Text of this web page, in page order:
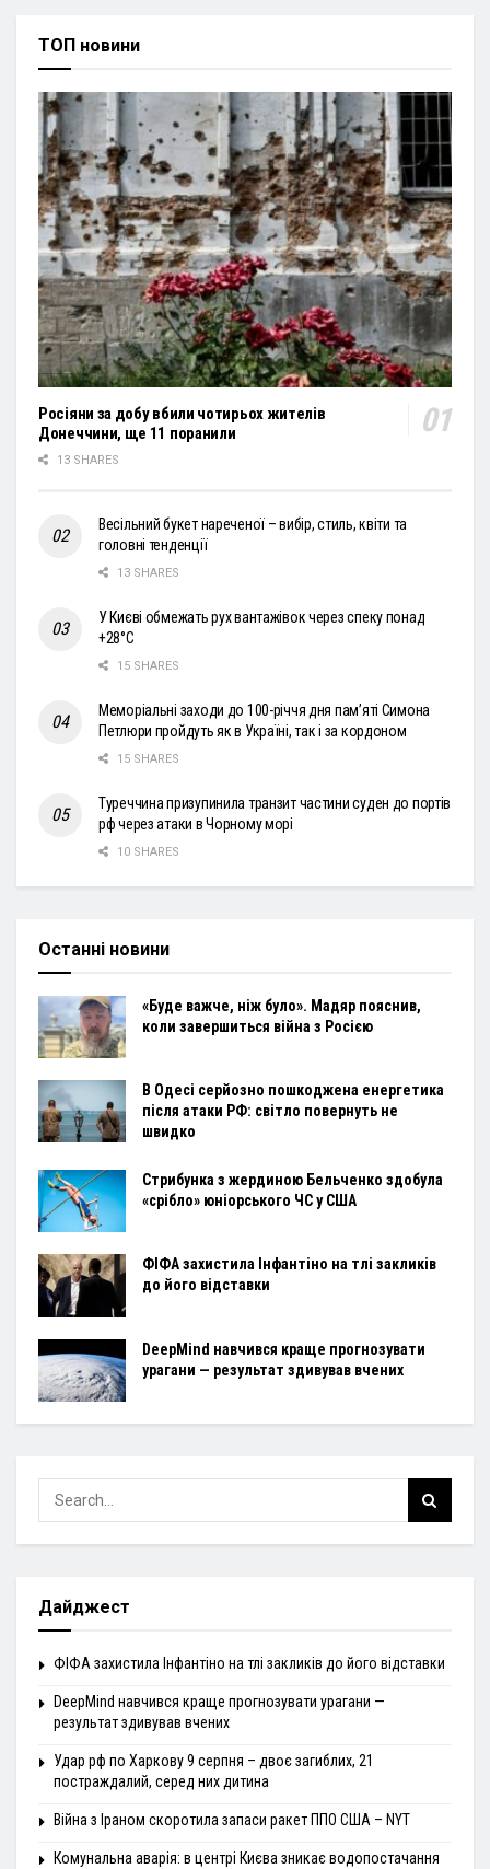
ТОП новини
Росіяни за добу вбили чотирьох жителів
Донеччини, ще 11 поранили
13 SHARES
Весільний букет нареченої – вибір, стиль, квіти та
головні тенденції
13 SHARES
У Києві обмежать рух вантажівок через спеку понад
+28°С
15 SHARES
Меморіальні заходи до 100-річчя дня пам’яті Симона
Петлюри пройдуть як в Україні, так і за кордоном
15 SHARES
Туреччина призупинила транзит частини суден до портів
рф через атаки в Чорному морі
10 SHARES
Останні новини
«Буде важче, ніж було». Мадяр пояснив,
коли завершиться війна з Росією
В Одесі серйозно пошкоджена енергетика
після атаки РФ: світло повернуть не
швидко
Стрибунка з жердиною Бельченко здобула
«срібло» юніорського ЧС у США
ФІФА захистила Інфантіно на тлі закликів
до його відставки
DeepMind навчився краще прогнозувати
урагани — результат здивував вчених
Дайджест
ФІФА захистила Інфантіно на тлі закликів до його відставки
DeepMind навчився краще прогнозувати урагани —
результат здивував вчених
Удар рф по Харкову 9 серпня – двоє загиблих, 21
постраждалий, серед них дитина
Війна з Іраном скоротила запаси ракет ППО США – NYT
Комунальна аварія: в центрі Києва зникає водопостачання